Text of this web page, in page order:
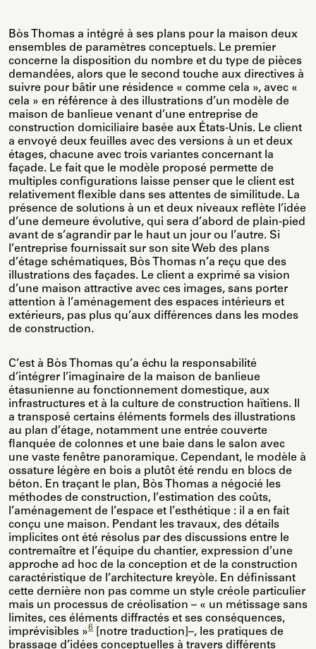
Bòs Thomas a intégré à ses plans pour la maison deux
ensembles de paramètres conceptuels. Le premier
concerne la disposition du nombre et du type de pièces
demandées, alors que le second touche aux directives à
suivre pour bâtir une résidence « comme cela », avec «
cela » en référence à des illustrations d’un modèle de
maison de banlieue venant d’une entreprise de
construction domiciliaire basée aux États-Unis. Le client
a envoyé deux feuilles avec des versions à un et deux
étages, chacune avec trois variantes concernant la
façade. Le fait que le modèle proposé permette de
multiples configurations laisse penser que le client est
relativement flexible dans ses attentes de similitude. La
présence de solutions à un et deux niveaux reflète l’idée
d’une demeure évolutive, qui sera d’abord de plain-pied
avant de s’agrandir par le haut un jour ou l’autre. Si
l’entreprise fournissait sur son site Web des plans
d’étage schématiques, Bòs Thomas n’a reçu que des
illustrations des façades. Le client a exprimé sa vision
d’une maison attractive avec ces images, sans porter
attention à l’aménagement des espaces intérieurs et
extérieurs, pas plus qu’aux différences dans les modes
de construction.
C’est à Bòs Thomas qu’a échu la responsabilité
d’intégrer l’imaginaire de la maison de banlieue
étasunienne au fonctionnement domestique, aux
infrastructures et à la culture de construction haïtiens. Il
a transposé certains éléments formels des illustrations
au plan d’étage, notamment une entrée couverte
flanquée de colonnes et une baie dans le salon avec
une vaste fenêtre panoramique. Cependant, le modèle à
ossature légère en bois a plutôt été rendu en blocs de
béton. En traçant le plan, Bòs Thomas a négocié les
méthodes de construction, l’estimation des coûts,
l’aménagement de l’espace et l’esthétique : il a en fait
conçu une maison. Pendant les travaux, des détails
implicites ont été résolus par des discussions entre le
contremaître et l’équipe du chantier, expression d’une
approche ad hoc de la conception et de la construction
caractéristique de l’architecture kreyòle. En définissant
cette dernière non pas comme un style créole particulier
mais un processus de créolisation – « un métissage sans
limites, ces éléments diffractés et ses conséquences,
imprévisibles »6
[notre traduction]–, les pratiques de
brassage d’idées conceptuelles à travers différents